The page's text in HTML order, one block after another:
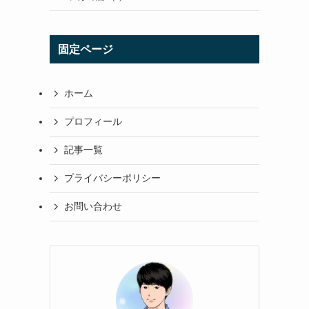
固定ページ
ホーム
プロフィール
記事一覧
プライバシーポリシー
お問い合わせ